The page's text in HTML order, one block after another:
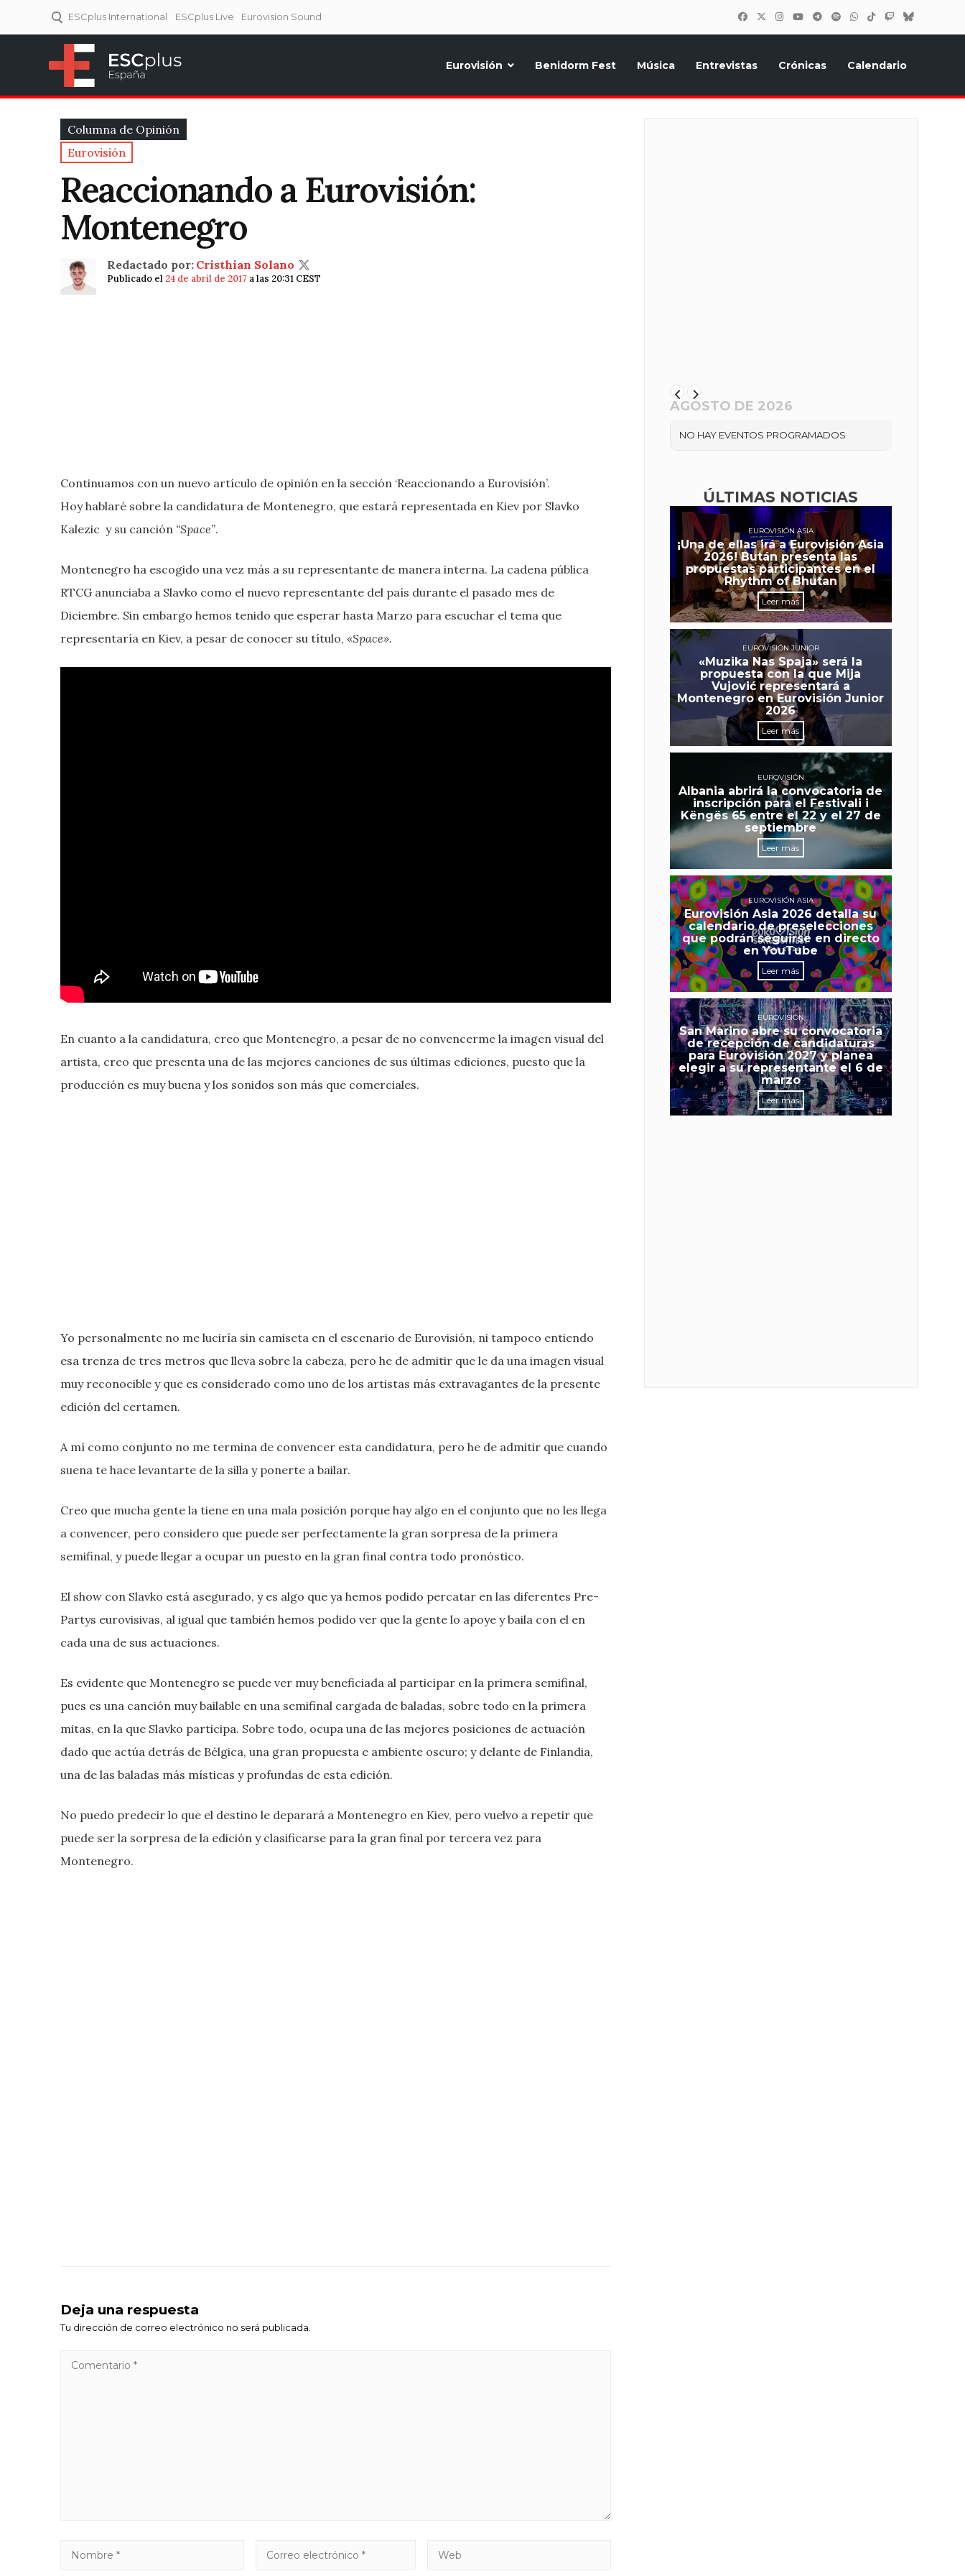
ESCplus International ESCplus Live Eurovision Sound
Eurovisión Benidorm Fest Música Entrevistas Crónicas Calendario
Columna de Opinión
Eurovisión
Reaccionando a Eurovisión:
Montenegro
Redactado por: Cristhian Solano
Publicado el 24 de abril de 2017 a las 20:31 CEST
Continuamos con un nuevo artículo de opinión en la sección ‘Reaccionando a Eurovisión’.
Hoy hablaré sobre la candidatura de Montenegro, que estará representada en Kiev por Slavko
Kalezic y su canción “Space”.
Montenegro ha escogido una vez más a su representante de manera interna. La cadena pública
RTCG anunciaba a Slavko como el nuevo representante del país durante el pasado mes de
Diciembre. Sin embargo hemos tenido que esperar hasta Marzo para escuchar el tema que
representaría en Kiev, a pesar de conocer su título, «Space».
En cuanto a la candidatura, creo que Montenegro, a pesar de no convencerme la imagen visual del
artista, creo que presenta una de las mejores canciones de sus últimas ediciones, puesto que la
producción es muy buena y los sonidos son más que comerciales.
Yo personalmente no me luciría sin camiseta en el escenario de Eurovisión, ni tampoco entiendo
esa trenza de tres metros que lleva sobre la cabeza, pero he de admitir que le da una imagen visual
muy reconocible y que es considerado como uno de los artistas más extravagantes de la presente
edición del certamen.
A mí como conjunto no me termina de convencer esta candidatura, pero he de admitir que cuando
suena te hace levantarte de la silla y ponerte a bailar.
Creo que mucha gente la tiene en una mala posición porque hay algo en el conjunto que no les llega
a convencer, pero considero que puede ser perfectamente la gran sorpresa de la primera
semifinal, y puede llegar a ocupar un puesto en la gran final contra todo pronóstico.
El show con Slavko está asegurado, y es algo que ya hemos podido percatar en las diferentes Pre-
Partys eurovisivas, al igual que también hemos podido ver que la gente lo apoye y baila con el en
cada una de sus actuaciones.
Es evidente que Montenegro se puede ver muy beneficiada al participar en la primera semifinal,
pues es una canción muy bailable en una semifinal cargada de baladas, sobre todo en la primera
mitas, en la que Slavko participa. Sobre todo, ocupa una de las mejores posiciones de actuación
dado que actúa detrás de Bélgica, una gran propuesta e ambiente oscuro; y delante de Finlandia,
una de las baladas más místicas y profundas de esta edición.
No puedo predecir lo que el destino le deparará a Montenegro en Kiev, pero vuelvo a repetir que
puede ser la sorpresa de la edición y clasificarse para la gran final por tercera vez para
Montenegro.
Deja una respuesta
Tu dirección de correo electrónico no será publicada.
AGOSTO DE 2026
NO HAY EVENTOS PROGRAMADOS
ÚLTIMAS NOTICIAS
EUROVISIÓN ASIA
¡Una de ellas irá a Eurovisión Asia
2026! Bután presenta las
propuestas participantes en el
Rhythm of Bhutan
Leer más
EUROVISIÓN JUNIOR
«Muzika Nas Spaja» será la
propuesta con la que Mija
Vujović representará a
Montenegro en Eurovisión Junior
2026
Leer más
EUROVISIÓN
Albania abrirá la convocatoria de
inscripción para el Festivali i
Këngës 65 entre el 22 y el 27 de
septiembre
Leer más
EUROVISIÓN ASIA
Eurovisión Asia 2026 detalla su
calendario de preselecciones
que podrán seguirse en directo
en YouTube
Leer más
EUROVISIÓN
San Marino abre su convocatoria
de recepción de candidaturas
para Eurovisión 2027 y planea
elegir a su representante el 6 de
marzo
Leer más